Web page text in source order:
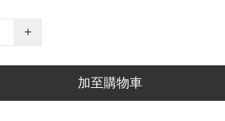
+
加至購物車